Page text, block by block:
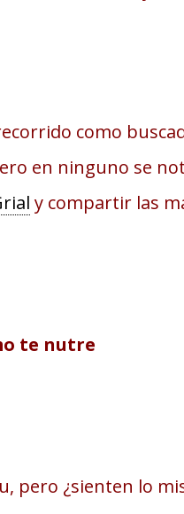
como
en ninguno se
y compartir las
te nutre
pero ¿sienten lo